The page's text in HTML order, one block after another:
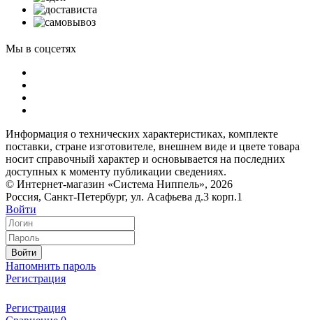
Мы в соцсетях
Информация о технических характеристиках, комплекте
поставки, стране изготовителе, внешнем виде и цвете товара
носит справочный характер и основывается на последних
доступных к моменту публикации сведениях.
© Интернет-магазин «Система Ниппель», 2026
Россия, Санкт-Петербург, ул. Асафьева д.3 корп.1
Войти
Войти
Напомнить пароль
Регистрация
Регистрация